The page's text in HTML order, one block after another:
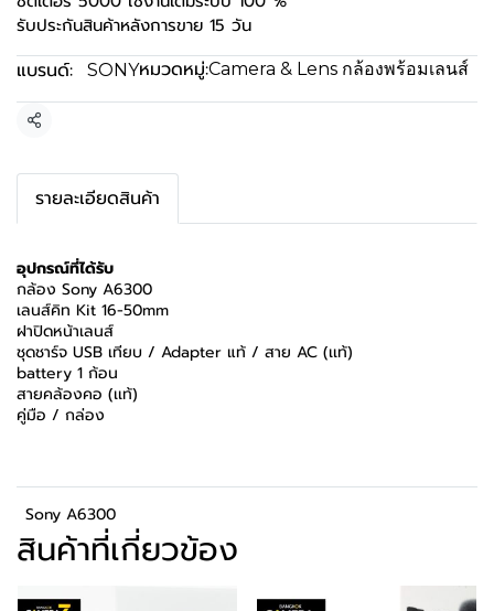
รับประกันสินค้าหลังการขาย 15 วัน
แบรนด์: SONYหมวดหมู่:Camera & Lens กล้องพร้อมเลนส์
แชร์
รายละเอียดสินค้า
อุปกรณ์ที่ได้รับ
กล้อง Sony A6300
เลนส์คิท Kit 16-50mm
ฝาปิดหน้าเลนส์
ชุดชาร์จ USB เทียบ / Adapter แท้ / สาย AC (เเท้)
battery 1 ก้อน
สายคล้องคอ (เเท้)
คู่มือ / กล่อง
Sony A6300
สินค้าที่เกี่ยวข้อง